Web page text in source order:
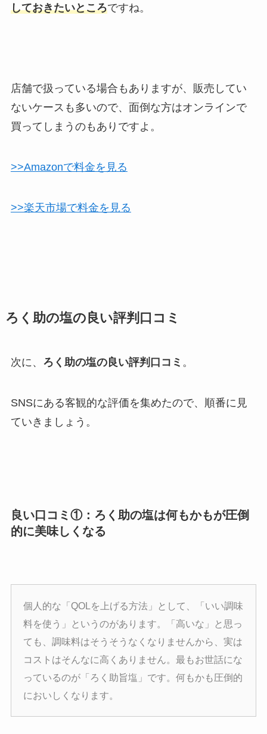
しておきたいところですね。
店舗で扱っている場合もありますが、販売してい
ないケースも多いので、面倒な方はオンラインで
買ってしまうのもありですよ。
>>Amazonで料金を見る
>>楽天市場で料金を見る
ろく助の塩の良い評判口コミ
次に、 ろく助の塩の良い評判口コミ 。
SNSにある客観的な評価を集めたので、順番に見
ていきましょう。
良い口コミ①：ろく助の塩は何もかもが圧倒
的に美味しくなる
個人的な「QOLを上げる方法」として、「いい調味
料を使う」というのがあります。「高いな」と思っ
ても、調味料はそうそうなくなりませんから、実は
コストはそんなに高くありません。最もお世話にな
っているのが「ろく助旨塩」です。何もかも圧倒的
においしくなります。